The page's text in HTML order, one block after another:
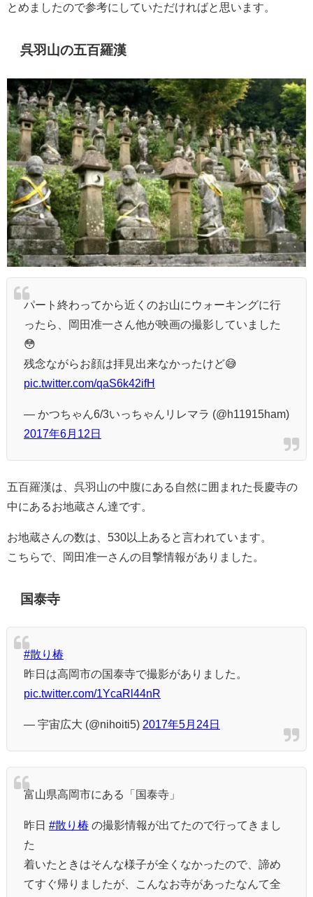
とめましたので参考にしていただければと思います。
呉羽山の五百羅漢
パート終わってから近くのお山にウォーキングに行
ったら、岡田准一さん他が映画の撮影していました
😳
残念ながらお顔は拝見出来なかったけど😅
pic.twitter.com/qaS6k42ifH
— かつちゃん6/3いっちゃんリレマラ (@h11915ham)
2017年6月12日
五百羅漢は、呉羽山の中腹にある自然に囲まれた長慶寺の
中にあるお地蔵さん達です。
お地蔵さんの数は、530以上あると言われています。
こちらで、岡田准一さんの目撃情報がありました。
国泰寺
#散り椿
昨日は高岡市の国泰寺で撮影がありました。
pic.twitter.com/1YcaRl44nR
— 宇宙広大 (@nihoiti5) 2017年5月24日
富山県高岡市にある「国泰寺」
昨日 #散り椿 の撮影情報が出てたので行ってきまし
た
着いたときはそんな様子が全くなかったので、諦め
てすぐ帰りましたが、こんなお寺があったなんて全